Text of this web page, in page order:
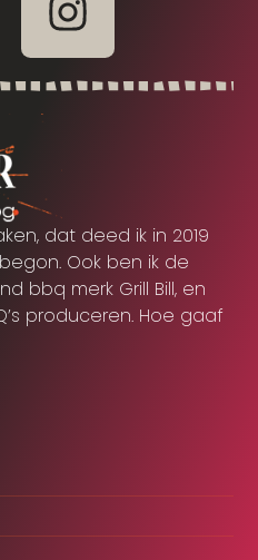
dat deed ik in 2019
Ook ben ik de
bbq merk Grill Bill, en
produceren. Hoe gaaf